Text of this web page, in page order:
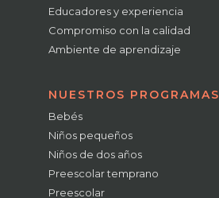
Educadores y experiencia
Compromiso con la calidad
Ambiente de aprendizaje
NUESTROS PROGRAMAS
Bebés
Niños pequeños
Niños de dos años
Preescolar temprano
Preescolar